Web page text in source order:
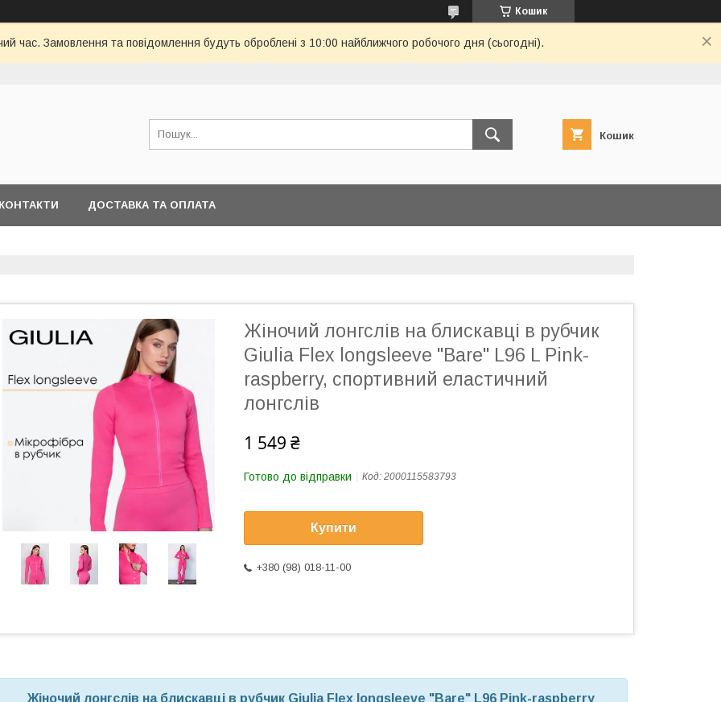
Кошик
час. Замовлення та повідомлення будуть оброблені з 10:00 найближчого робочого дня (сьогодні).
Кошик
КОНТАКТИ ДОСТАВКА ТА ОПЛАТА
Жіночий лонгслів на блискавці в рубчик
Giulia Flex longsleeve "Bare" L96 L Pink-
raspberry, спортивний еластичний
лонгслів
1 549 ₴
Готово до відправки Код: 2000115583793
Купити
+380 (98) 018-11-00
Жіночий лонгслів на блискавці в рубчик Giulia Flex longsleeve "Bare" L96 Pink-raspberry